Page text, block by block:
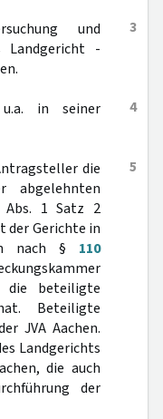
3
und
Landgericht -
4
u.a. in seiner
5
die
abgelehnten
1 Satz 2
der Gerichte in
nach § 110
beteiligte
Beteiligte
JVA Aachen.
Landgerichts
die auch
der